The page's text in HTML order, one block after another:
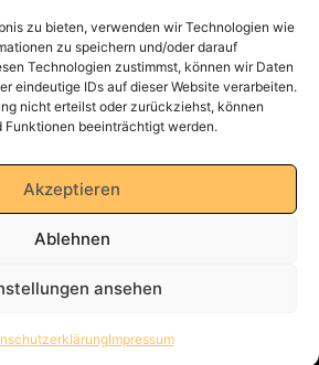
zu bieten, verwenden wir Technologien wie
zu speichern und/oder darauf
Technologien zustimmst, können wir Daten
eindeutige IDs auf dieser Website verarbeiten.
nicht erteilst oder zurückziehst, können
Funktionen beeinträchtigt werden.
Akzeptieren
Ablehnen
ansehen
Impressum
immobilien.de
kontakt
Datenschutzerklärung
Impressum
AGB